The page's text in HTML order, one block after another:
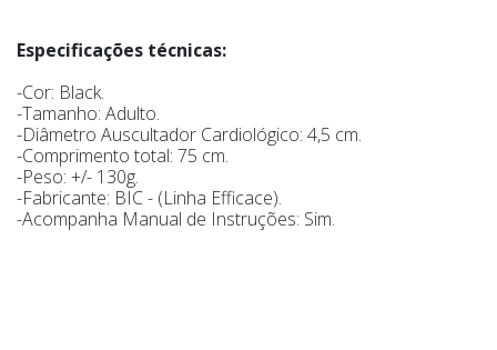
Especificações técnicas:
-Cor: Black.
-Tamanho: Adulto.
-Diâmetro Auscultador Cardiológico: 4,5 cm.
-Comprimento total: 75 cm.
-Peso: +/- 130g.
-Fabricante: BIC - (Linha Efficace).
-Acompanha Manual de Instruções: Sim.